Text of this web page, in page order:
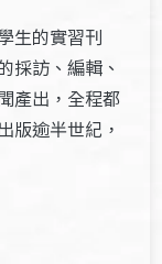
生的實習刊
採訪、編輯、
產出，全程都
版逾半世紀，